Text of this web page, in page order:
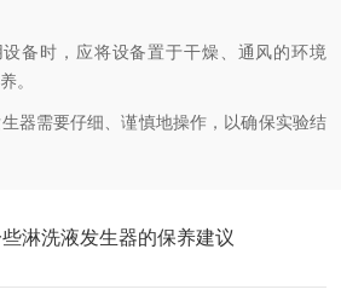
时，应将设备置于干燥、通风的环境
。
需要仔细、谨慎地操作，以确保实验结
些淋洗液发生器的保养建议